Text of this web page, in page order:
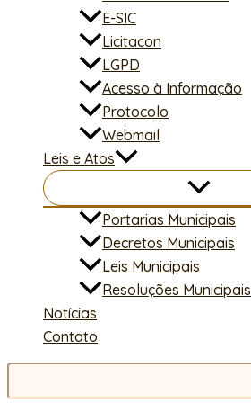
E-SIC
Licitacon
LGPD
Acesso à Informação
Protocolo
Webmail
Leis e Atos
Portarias Municipais
Decretos Municipais
Leis Municipais
Resoluções Municipais
Notícias
Contato
Pesquisar